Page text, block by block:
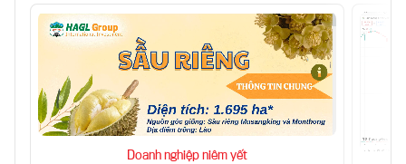
Doanh nghiệp niêm yết